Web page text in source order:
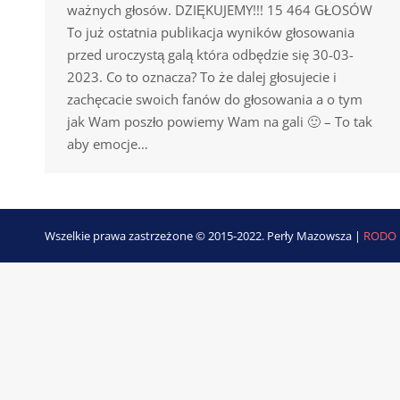
ważnych głosów. DZIĘKUJEMY!!! 15 464 GŁOSÓW
To już ostatnia publikacja wyników głosowania
przed uroczystą galą która odbędzie się 30-03-
2023. Co to oznacza? To że dalej głosujecie i
zachęcacie swoich fanów do głosowania a o tym
jak Wam poszło powiemy Wam na gali 🙂 – To tak
aby emocje…
Wszelkie prawa zastrzeżone © 2015-2022. Perły Mazowsza | RODO